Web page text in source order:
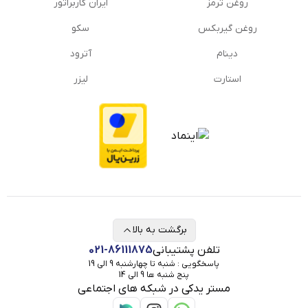
یکی دیگر از قطعات داخلی خودروست که نمایانگر شخصیت
برند آن است. بدلیل نقش بسیار مهم این وسیله، تعویض
مهمی در بروز سوانح رانندگی‌ست. معمولاً در داخل خودرو
دو آفتابگیر برای راننده و صندلی کناری آن طراحی شده که
می‌توانند به سمت جلو و پهلو باز شوند.
روغن ترمز
روغن گیربكس
دینام
استارت
ایران کاربراتور
سکو
آترود
لیزر
تلفن پشتیبانی021-86111875
پاسخگویی : شنبه تا چهارشنبه 9 الی 19
پنج شنبه ها 9 الی 14
مستر یدکی در شبکه های اجتماعی
برگشت به بالا